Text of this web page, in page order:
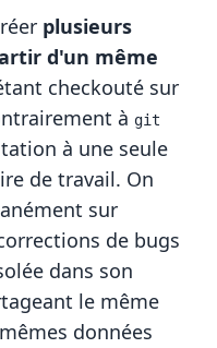
plusieurs
d'un même
checkouté sur
à git
à une seule
de travail. On
sur
de bugs
dans son
le même
données